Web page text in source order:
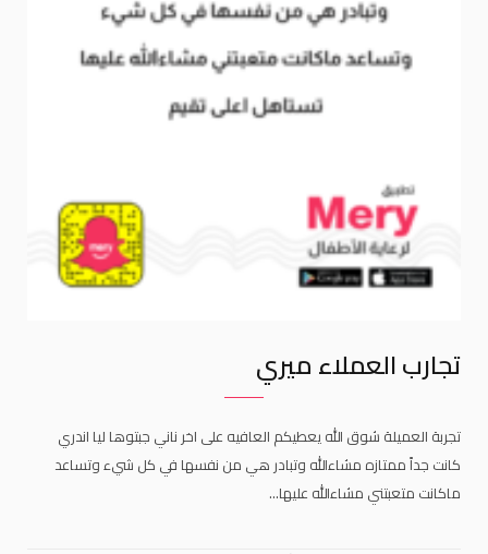
تجارب العملاء ميري
تجربة العميلة شوق الله يعطيكم العافيه على اخر ناني جبتوها ليا اندري
كانت جداً ممتازه مشاءالله وتبادر هي من نفسها في كل شيء وتساعد
ماكانت متعبتني مشاءالله عليها…